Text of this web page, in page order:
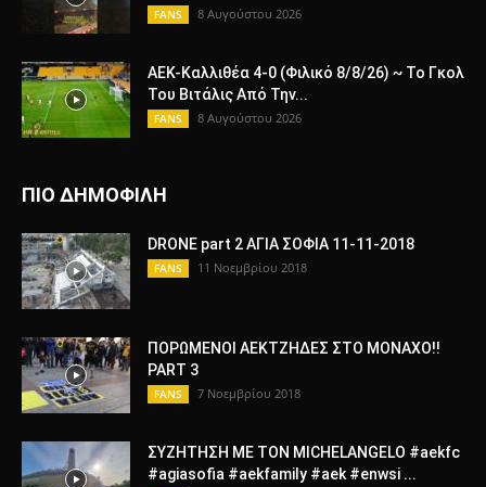
FANS 8 Αυγούστου 2026
ΑΕΚ-Καλλιθέα 4-0 (Φιλικό 8/8/26) ~ Το Γκολ
Του Βιτάλις Από Την...
FANS 8 Αυγούστου 2026
ΠΙΟ ΔΗΜΟΦΙΛΗ
DRONE part 2 ΑΓΙΑ ΣΟΦΙΑ 11-11-2018
FANS 11 Νοεμβρίου 2018
ΠΟΡΩΜΕΝΟΙ ΑΕΚΤΖΗΔΕΣ ΣΤΟ ΜΟΝΑΧΟ!!
PART 3
FANS 7 Νοεμβρίου 2018
ΣΥΖΗΤΗΣΗ ΜΕ ΤΟΝ MICHELANGELO #aekfc
#agiasofia #aekfamily #aek #enwsi ...